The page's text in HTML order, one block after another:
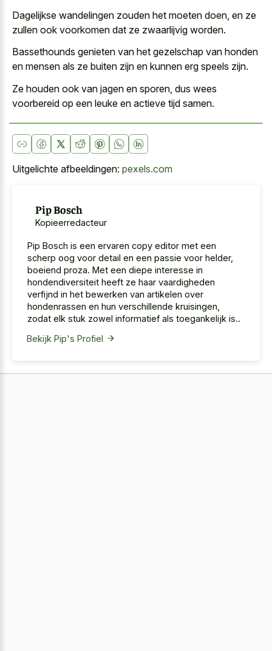
Dagelijkse wandelingen zouden het moeten doen, en ze
zullen ook voorkomen dat ze zwaarlijvig worden.
Bassethounds genieten van het gezelschap van honden
en mensen als ze buiten zijn en kunnen erg speels zijn.
Ze houden ook van jagen en sporen, dus wees
voorbereid op een leuke en actieve tijd samen.
Uitgelichte afbeeldingen: pexels.com
Pip Bosch
Kopieerredacteur
Pip Bosch is een ervaren copy editor met een
scherp oog voor detail en een passie voor helder,
boeiend proza. Met een diepe interesse in
hondendiversiteit heeft ze haar vaardigheden
verfijnd in het bewerken van artikelen over
hondenrassen en hun verschillende kruisingen,
zodat elk stuk zowel informatief als toegankelijk is..
Bekijk Pip's Profiel